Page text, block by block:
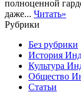
полноценной
даже... Читать»
Рубрики
Без рубрики
История
Культура
Общество
Статьи